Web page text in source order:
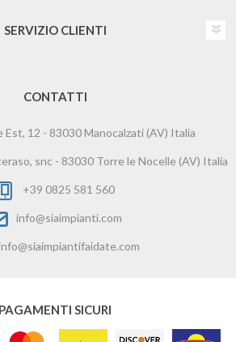
SERVIZIO CLIENTI
CONTATTI
Est, 12 - 83030 Manocalzati (AV) Italia
snc - 83030 Torre le Nocelle (AV) Italia
+39 0825 581 560
info@siaimpianti.com
PAGAMENTI SICURI